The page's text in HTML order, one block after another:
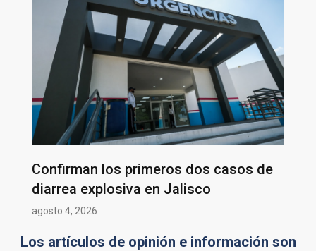
Confirman los primeros dos casos de
diarrea explosiva en Jalisco
agosto 4, 2026
Los artículos de opinión e información son